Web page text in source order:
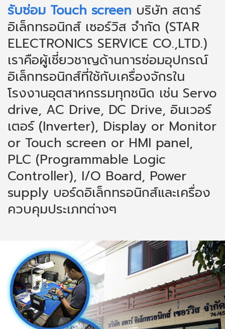
รับซ่อม Touch screen บริษัท สตาร์
อิเล็กทรอนิกส์ เซอร์วิส จำกัด (STAR
ELECTRONICS SERVICE CO.,LTD.)
เราคือผู้เชี่ยวชาญด้านการซ่อมอุปกรณ์
อิเล็กทรอนิกส์ที่ใช้กับเครื่องจักรใน
โรงงานอุตสาหกรรมทุกชนิด เช่น Servo
drive, AC Drive, DC Drive, อินเวอร์
เตอร์ (Inverter), Display or Monitor
or Touch screen or HMI panel,
PLC (Programmable Logic
Controller), I/O Board, Power
supply บอร์ดอิเล็กทรอนิกส์และเครื่อง
ควบคุมประเภทต่างๆ